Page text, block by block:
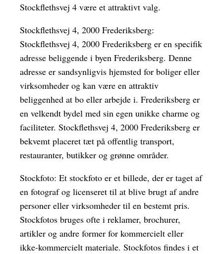
Stockflethsvej 4 være et attraktivt valg.
Stockflethsvej 4, 2000 Frederiksberg:
Stockflethsvej 4, 2000 Frederiksberg er en specifik
adresse beliggende i byen Frederiksberg. Denne
adresse er sandsynligvis hjemsted for boliger eller
virksomheder og kan være en attraktiv
beliggenhed at bo eller arbejde i. Frederiksberg er
en velkendt bydel med sin egen unikke charme og
faciliteter. Stockflethsvej 4, 2000 Frederiksberg er
bekvemt placeret tæt på offentlig transport,
restauranter, butikker og grønne områder.
Stockfoto: Et stockfoto er et billede, der er taget af
en fotograf og licenseret til at blive brugt af andre
personer eller virksomheder til en bestemt pris.
Stockfotos bruges ofte i reklamer, brochurer,
artikler og andre former for kommercielt eller
ikke-kommercielt materiale. Stockfotos findes i et